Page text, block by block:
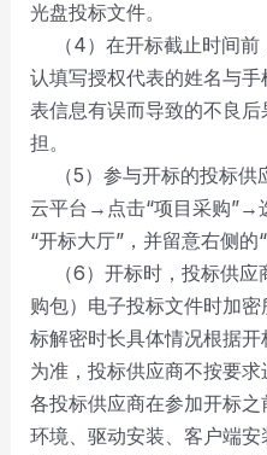
光盘投标文件。
（4）在开标截止时间前
认填写授权代表的姓名与
表信息有误而导致的不良
担。
（5）参与开标的投标供
云平台→点击“项目采购”→
“开标大厅”，并留意右侧的“
（6）开标时，投标供应
购包）电子投标文件时加
标解密时长具体情况根据
为准，投标供应商不按要求
各投标供应商在参加开标
环境、驱动安装、客户端